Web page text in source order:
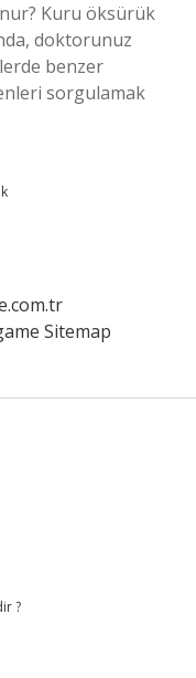
Kuru öksürük
doktorunuz
benzer
sorgulamak
Sitemap
?